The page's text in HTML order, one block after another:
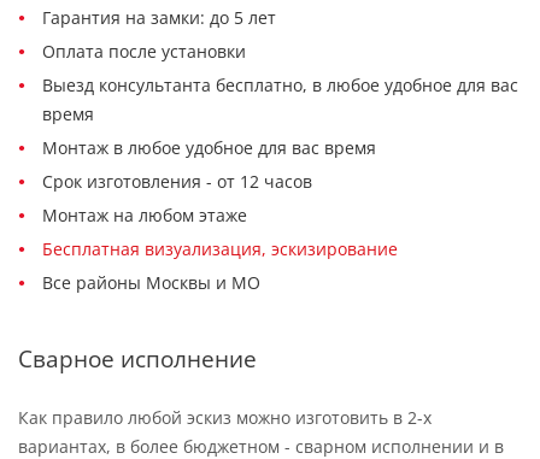
Гарантия на замки: до 5 лет
Оплата после установки
Выезд консультанта бесплатно, в любое удобное для вас
время
Монтаж в любое удобное для вас время
Срок изготовления - от 12 часов
Монтаж на любом этаже
Бесплатная визуализация, эскизирование
Все районы Москвы и МО
Сварное исполнение
Как правило любой эскиз можно изготовить в 2-х
вариантах, в более бюджетном - сварном исполнении и в